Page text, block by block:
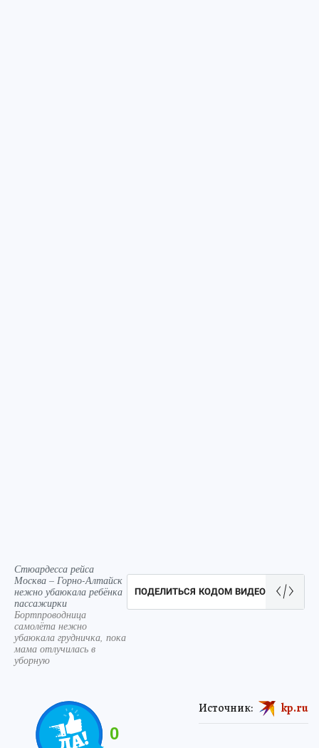
Стюардесса рейса
Москва – Горно-Алтайск
нежно убаюкала ребёнка
пассажирки
Бортпроводница
самолёта нежно
убаюкала грудничка, пока
мама отлучилась в
уборную
ПОДЕЛИТЬСЯ КОДОМ ВИДЕО
0
Источник: kp.ru